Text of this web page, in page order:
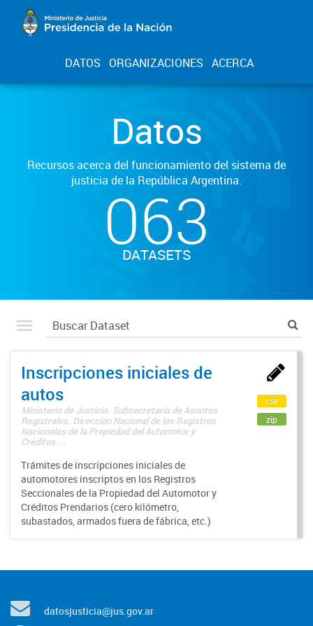
DATOS ORGANIZACIONES ACERCA
Datos
Recursos acerca del funcionamiento del sistema de
justicia de la República Argentina.
063
DATASETS
Inscripciones iniciales de
autos
Ministerio de Justicia. Subsecretaría de Asuntos
Registrales. Dirección Nacional de los Registros
Nacionales de la Propiedad del Automotor y
Créditos ...
Trámites de inscripciones iniciales de
automotores inscriptos en los Registros
Seccionales de la Propiedad del Automotor y
Créditos Prendarios (cero kilómetro,
subastados, armados fuera de fábrica, etc.)
csv
zip
datosjusticia@jus.gov.ar